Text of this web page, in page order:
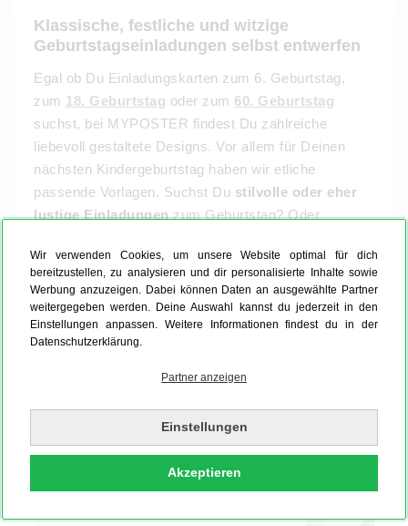
Wir verwenden Cookies, um unsere Website optimal für dich
bereitzustellen, zu analysieren und dir personalisierte Inhalte sowie
Werbung anzuzeigen. Dabei können Daten an ausgewählte Partner
weitergegeben werden. Deine Auswahl kannst du jederzeit in den
Einstellungen anpassen. Weitere Informationen findest du in der
Datenschutzerklärung.
Partner anzeigen
Einstellungen
Akzeptieren
Klassische, festliche und witzige
Geburtstagseinladungen selbst entwerfen
Egal ob Du Einladungskarten zum 6. Geburtstag,
zum 18. Geburtstag oder zum 60. Geburtstag
suchst, bei MYPOSTER findest Du zahlreiche
liebevoll gestaltete Designs. Vor allem für Deinen
nächsten Kindergeburtstag haben wir etliche
passende Vorlagen. Suchst Du stilvolle oder eher
lustige Einladungenzum Geburtstag? Oder
Einladungen zum Geburtstag? Auch hierfür haben wir
die passenden Designs! Das Beste: Die Vorlagen und
Farbwelten sindoptimal aufeinander abgestimmt .
So brauchst Du Dich nur noch für die passende
Variante entscheiden. Tipp: Bestelle die passende
Geburtstagsdeko für Dein Dinner gleich mit: Etwa